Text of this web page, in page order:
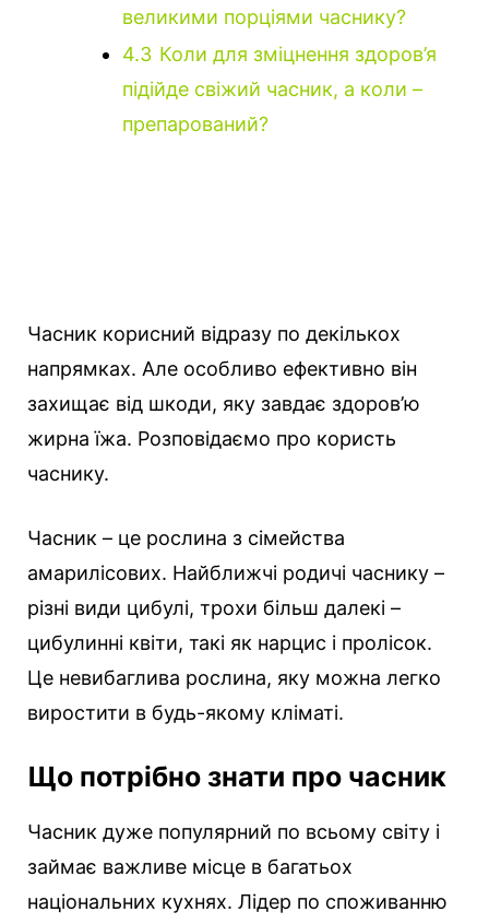
великими порціями часнику?
4.3 Коли для зміцнення здоров’я
підійде свіжий часник, а коли –
препарований?
Часник корисний відразу по декількох
напрямках. Але особливо ефективно він
захищає від шкоди, яку завдає здоров’ю
жирна їжа. Розповідаємо про користь
часнику.
Часник – це рослина з сімейства
амарилісових. Найближчі родичі часнику –
різні види цибулі, трохи більш далекі –
цибулинні квіти, такі як нарцис і пролісок.
Це невибаглива рослина, яку можна легко
виростити в будь-якому кліматі.
Що потрібно знати про часник
Часник дуже популярний по всьому світу і
займає важливе місце в багатьох
національних кухнях. Лідер по споживанню